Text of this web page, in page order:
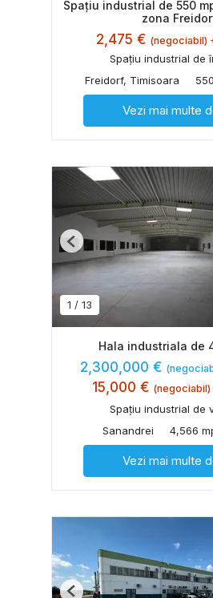
Spațiu industrial de 550
zona
2,475 € (negociabil)
Spațiu industrial de
Freidorf, Timisoara
Vezi mai multe
1 / 13
Previous
Hala industriala de
2,300,000 €
15,000 € (negociabil)
Spațiu industrial de
Sanandrei
4,566
Vezi mai multe